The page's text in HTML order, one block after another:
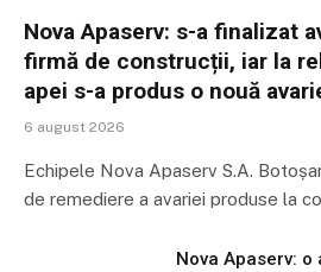
Nova Apaserv: s-a finalizat
firmă de construcții, iar la
apei s-a produs o nouă
6 august 2026
Echipele Nova Apaserv S.A.
de remediere a avariei produse la
Nova Apaserv: